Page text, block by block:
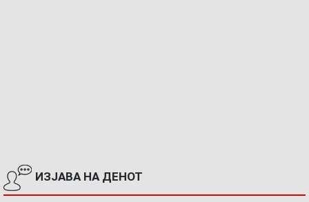
ИЗЈАВА НА ДЕНОТ